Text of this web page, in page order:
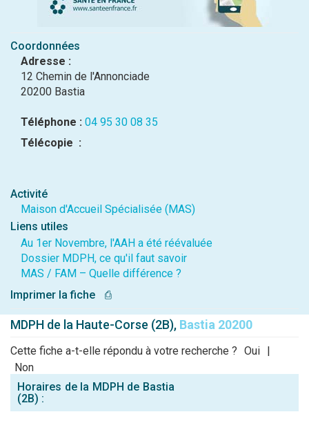
Coordonnées
Adresse :
12 Chemin de l'Annonciade
20200 Bastia
Téléphone : 04 95 30 08 35
Télécopie :
Activité
Maison d'Accueil Spécialisée (MAS)
Liens utiles
Au 1er Novembre, l'AAH a été réévaluée
Dossier MDPH, ce qu'il faut savoir
MAS / FAM – Quelle différence ?
Imprimer la fiche
⎙
MDPH de la Haute-Corse (2B), Bastia 20200
Cette fiche a-t-elle répondu à votre recherche ? Oui |
Non
Horaires de la MDPH de Bastia
(2B) :